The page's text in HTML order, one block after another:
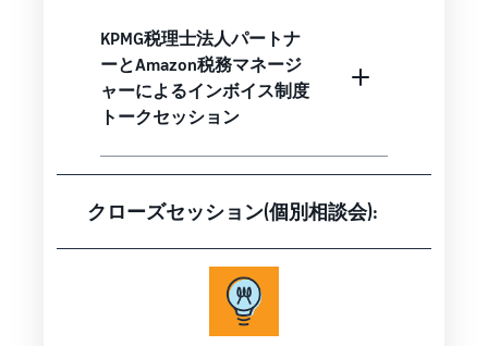
KPMG税理士法人パートナ
ーとAmazon税務マネージ
ャーによるインボイス制度
トークセッション
クローズセッション(個別相談会):